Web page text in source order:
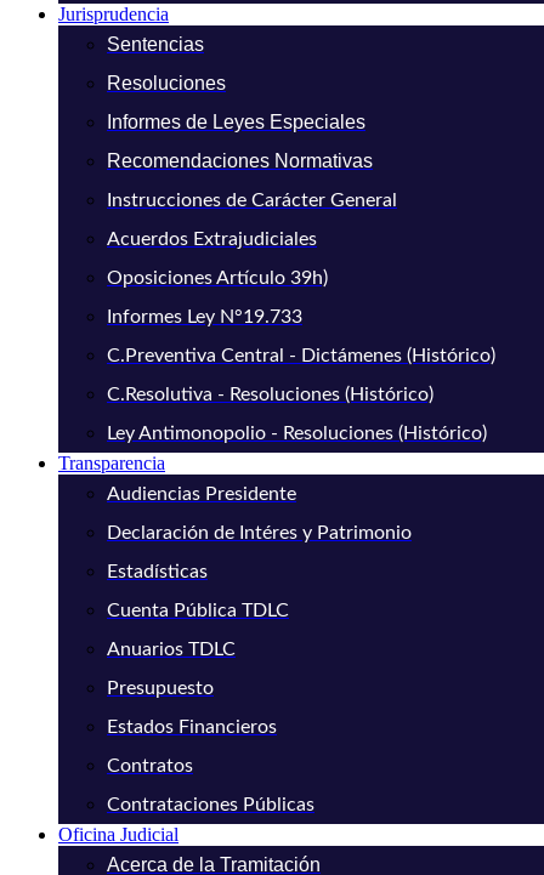
Jurisprudencia
Sentencias
Resoluciones
Informes de Leyes Especiales
Recomendaciones Normativas
Instrucciones de Carácter General
Acuerdos Extrajudiciales
Oposiciones Artículo 39h)
Informes Ley N°19.733
C.Preventiva Central - Dictámenes (Histórico)
C.Resolutiva - Resoluciones (Histórico)
Ley Antimonopolio - Resoluciones (Histórico)
Transparencia
Audiencias Presidente
Declaración de Intéres y Patrimonio
Estadísticas
Cuenta Pública TDLC
Anuarios TDLC
Presupuesto
Estados Financieros
Contratos
Contrataciones Públicas
Oficina Judicial
Acerca de la Tramitación